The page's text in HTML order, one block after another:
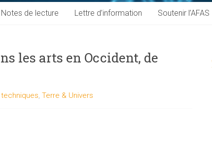
Notes de lecture Lettre d’information Soutenir l’AFAS
les arts en Occident, de
, Terre & Univers